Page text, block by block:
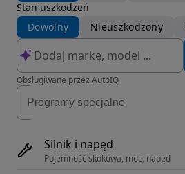
Stan uszkodzeń
Dowolny
Nieuszkodzony
Obsługiwane przez AutoIQ
Silnik i napęd
Pojemność skokowa, moc, napęd